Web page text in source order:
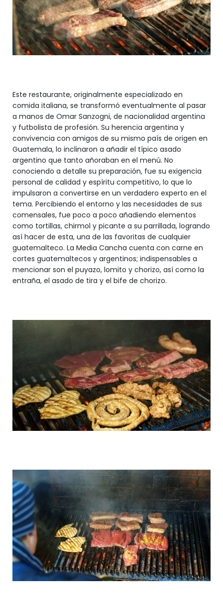
Este restaurante, originalmente especializado en
comida italiana, se transformó eventualmente al pasar
a manos de Omar Sanzogni, de nacionalidad argentina
y futbolista de profesión. Su herencia argentina y
convivencia con amigos de su mismo país de origen en
Guatemala, lo inclinaron a añadir el típico asado
argentino que tanto añoraban en el menú. No
conociendo a detalle su preparación, fue su exigencia
personal de calidad y espíritu competitivo, lo que lo
impulsaron a convertirse en un verdadero experto en el
tema. Percibiendo el entorno y las necesidades de sus
comensales, fue poco a poco añadiendo elementos
como tortillas, chirmol y picante a su parrillada, logrando
así hacer de esta, una de las favoritas de cualquier
guatemalteco. La Media Cancha cuenta con carne en
cortes guatemaltecos y argentinos; indispensables a
mencionar son el puyazo, lomito y chorizo, así como la
entraña, el asado de tira y el bife de chorizo.